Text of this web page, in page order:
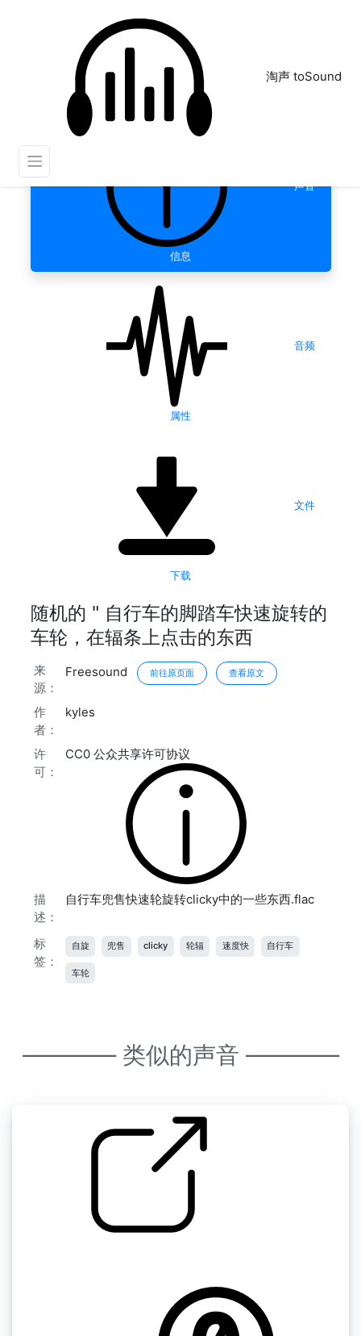
淘声 toSound
声音
信息
音频
属性
文件
下载
随机的 " 自行车的脚踏车快速旋转的
车轮，在辐条上点击的东西
来
源：
Freesound 前往原页面 查看原文
作
者：
kyles
许
可：
CC0 公众共享许可协议
描
述：
自行车兜售快速轮旋转clicky中的一些东西.flac
标
签：
自旋 兜售 clicky 轮辐 速度快 自行车
车轮
———— 类似的声音 ————